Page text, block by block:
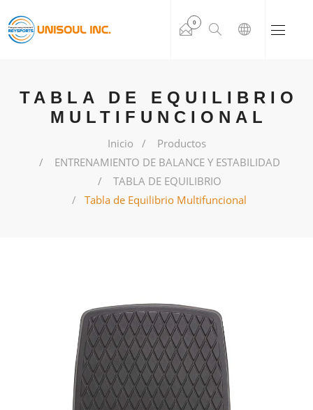
0
TABLA DE EQUILIBRIO
MULTIFUNCIONAL
Inicio
Productos
ENTRENAMIENTO DE BALANCE Y ESTABILIDAD
TABLA DE EQUILIBRIO
Tabla de Equilibrio Multifuncional